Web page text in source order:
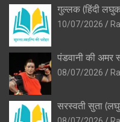
गुल्लक (हिंदी
10/07/2026
पंडवानी की अमर
08/07/2026
सरस्वती सुता